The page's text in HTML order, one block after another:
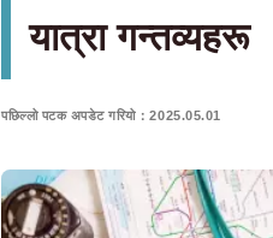
यात्रा गन्तव्यहरू
पछिल्लो पटक अपडेट गरियो：2025.05.01